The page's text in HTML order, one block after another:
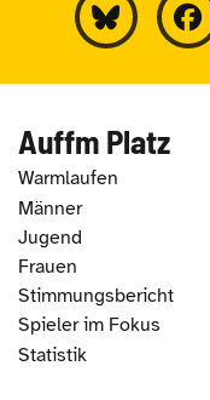
Auffm Platz
Warmlaufen
Männer
Jugend
Frauen
Stimmungsbericht
Spieler im Fokus
Statistik